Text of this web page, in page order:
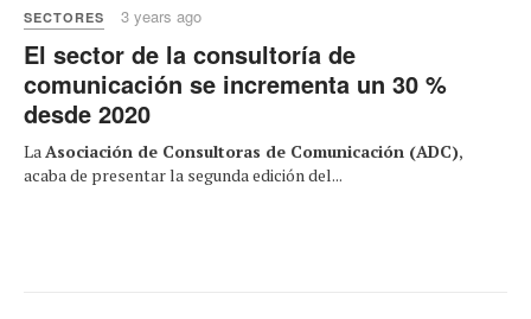
SECTORES 3 years ago
El sector de la consultoría de
comunicación se incrementa un 30 %
desde 2020
LaAsociación de Consultoras de Comunicación (ADC),
acaba de presentar la segunda edición del...